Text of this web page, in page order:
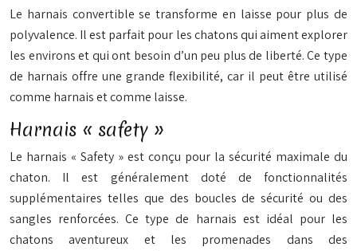
Le harnais convertible se transforme en laisse pour plus de
polyvalence. Il est parfait pour les chatons qui aiment explorer
les environs et qui ont besoin d’un peu plus de liberté. Ce type
de harnais offre une grande flexibilité, car il peut être utilisé
comme harnais et comme laisse.
Harnais « safety »
Le harnais « Safety » est conçu pour la sécurité maximale du
chaton. Il est généralement doté de fonctionnalités
supplémentaires telles que des boucles de sécurité ou des
sangles renforcées. Ce type de harnais est idéal pour les
chatons aventureux et les promenades dans des